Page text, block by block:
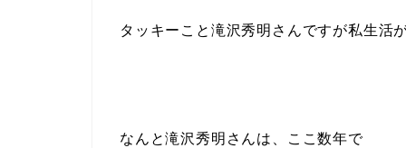
タッキーこと滝沢秀明さんですが私生活
なんと滝沢秀明さんは、ここ数年で